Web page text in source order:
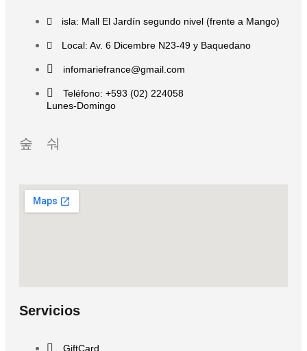
isla: Mall El Jardín segundo nivel (frente a Mango)
Local: Av. 6 Dicembre N23-49 y Baquedano
infomariefrance@gmail.com
Teléfono: +593 (02) 224058
Lunes-Domingo
Servicios
GiftCard